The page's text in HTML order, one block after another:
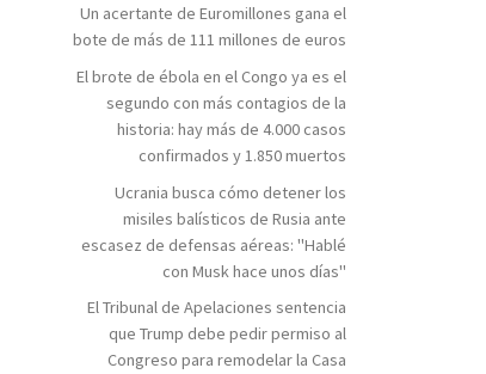
Un acertante de Euromillones gana el
bote de más de 111 millones de euros
El brote de ébola en el Congo ya es el
segundo con más contagios de la
historia: hay más de 4.000 casos
confirmados y 1.850 muertos
Ucrania busca cómo detener los
misiles balísticos de Rusia ante
escasez de defensas aéreas: "Hablé
con Musk hace unos días"
El Tribunal de Apelaciones sentencia
que Trump debe pedir permiso al
Congreso para remodelar la Casa